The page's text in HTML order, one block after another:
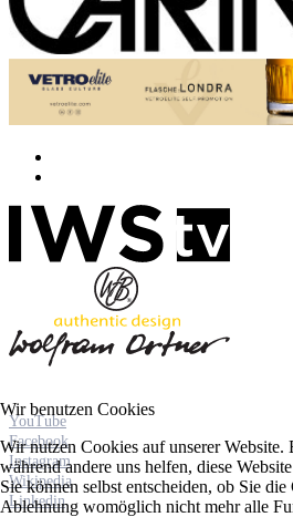
YouTube
Facebook
Instagram
Wikipedia
Linkedin
Wir benutzen Cookies
Wir nutzen Cookies auf unserer
während andere uns helfen, diese
Sie können selbst entscheiden, ob Sie
Ablehnung womöglich nicht mehr alle